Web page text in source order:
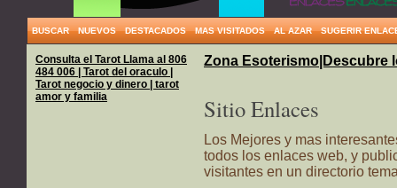
BUSCAR NUEVOS DESTACADOS MAS VISITADOS AL AZAR SUGERIR
Consulta el Tarot Llama al 806
484 006 | Tarot del oraculo |
Tarot negocio y dinero | tarot
amor y familia
Zona Esoterismo|Descubre
Sitio Enlaces
Los Mejores y mas
todos los enlaces web, y
visitantes en un directorio